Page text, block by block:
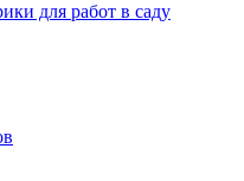
для работ в саду